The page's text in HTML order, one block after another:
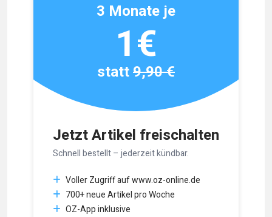
Jetzt Artikel freischalten
Schnell bestellt – jederzeit kündbar.
Voller Zugriff auf www.oz-online.de
700+ neue Artikel pro Woche
OZ-App inklusive
3 Monate je
1€
statt9,90 €